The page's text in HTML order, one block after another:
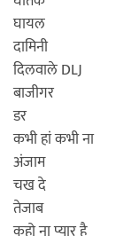
घायल
दामिनी
दिलवाले DLJ
बाजीगर
डर
कभी हां कभी ना
अंजाम
चख दे
तेजाब